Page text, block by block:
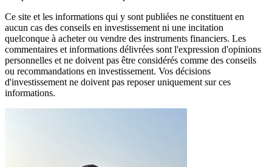
Ce site et les informations qui y sont publiées ne constituent en
aucun cas des conseils en investissement ni une incitation
quelconque à acheter ou vendre des instruments financiers. Les
commentaires et informations délivrées sont l'expression d'opinions
personnelles et ne doivent pas être considérés comme des conseils
ou recommandations en investissement. Vos décisions
d'investissement ne doivent pas reposer uniquement sur ces
informations.